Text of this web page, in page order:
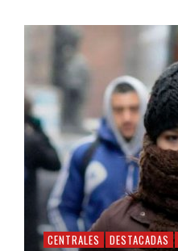
CENTRALES DESTACADAS